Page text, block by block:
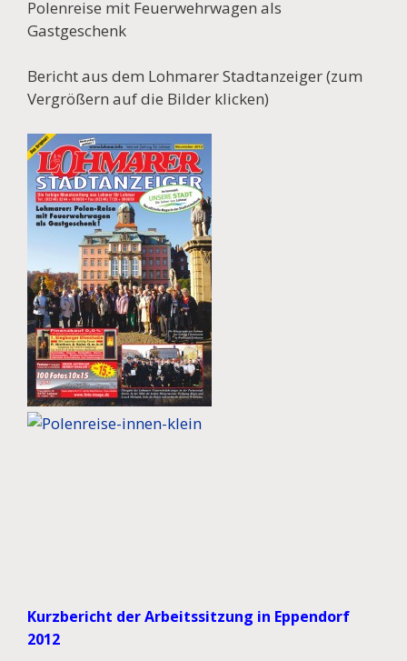
Polenreise mit Feuerwehrwagen als
Gastgeschenk
Bericht aus dem Lohmarer Stadtanzeiger (zum
Vergrößern auf die Bilder klicken)
Kurzbericht der Arbeitssitzung in Eppendorf
2012